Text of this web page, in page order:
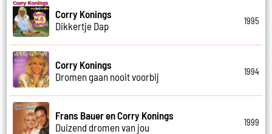
Corry Konings
Dikkertje Dap
1995
Corry Konings
Dromen gaan nooit voorbij
1994
Frans Bauer en Corry Konings
Duizend dromen van jou
1999